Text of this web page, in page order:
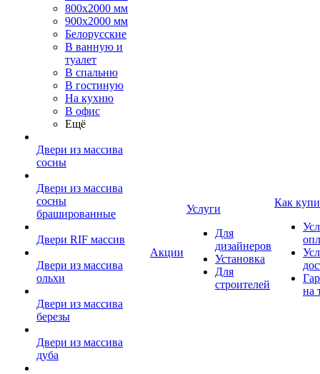
800х2000 мм
900х2000 мм
Белорусские
В ванную и
туалет
В спальню
В гостиную
На кухню
В офис
Ещё
Двери из массива
сосны
Двери из массива
сосны
брашированные
Двери RIF массив
Двери из массива
ольхи
Двери из массива
березы
Двери из массива
дуба
Акции
Услуги
Для
дизайнеров
Установка
Для
строителей
Как
на